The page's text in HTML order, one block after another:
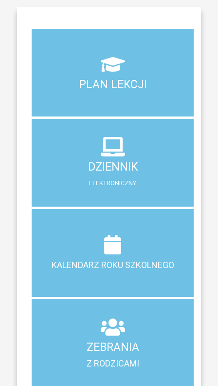
PLAN LEKCJI
PLAN LEKCJI
DZIENNIK
ELEKTRONICZNY
DZIENNIK
ELEKTRONICZNY
System zewnętrzny do śledzenia postępów w nauce
KALENDARZ ROKU SZKOLNEGO
KALENDARZ ROKU SZKOLNEGO
Terminy ferii, matur, zebrań i klasyfikacji
ZEBRANIA
Z RODZICAMI
Z RODZICAMI
Harmonogram spotkań i konsultacji z rodzicami